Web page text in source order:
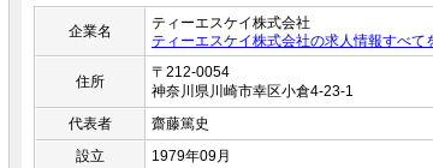
企業名
ティーエスケイ株式会社
ティーエスケイ株式会社の求人情報すべて
住所
〒212-0054
神奈川県川崎市幸区小倉4-23-1
代表者
齋藤篤史
設立
1979年09月